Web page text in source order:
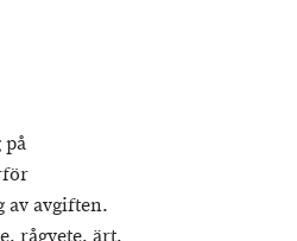
avgiften.